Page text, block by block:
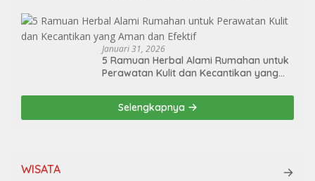
Januari 31, 2026
5 Ramuan Herbal Alami Rumahan untuk
Perawatan Kulit dan Kecantikan yang
Selengkapnya
WISATA